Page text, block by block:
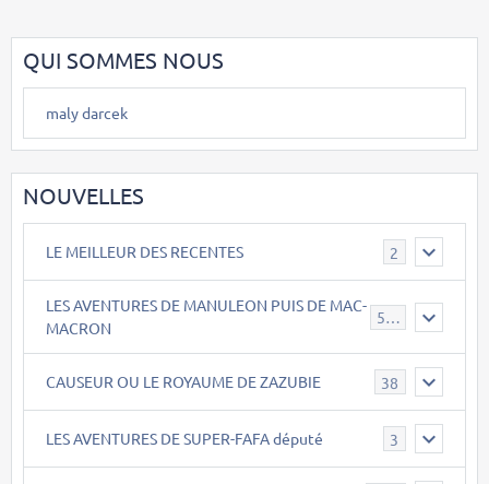
QUI SOMMES NOUS
maly darcek
NOUVELLES
LE MEILLEUR DES RECENTES 2
LES AVENTURES DE MANULEON PUIS DE MAC-
MACRON
543
CAUSEUR OU LE ROYAUME DE ZAZUBIE 38
LES AVENTURES DE SUPER-FAFA député 3